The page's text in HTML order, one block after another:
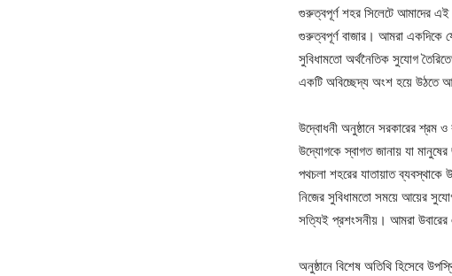
গুরুত্বপূর্ণ শহর সিলেটে আমাদের
গুরুত্বপূর্ণ বাজার। আমরা একদিকে
সুবিধামতো অর্থনৈতিক সুযোগ
একটি অবিচ্ছেদ্য অংশ হয়ে উঠতে
উদ্বোধনী অনুষ্ঠানে সরকারের শ্রম
উদ্যোগকে স্বাগত জানায় যা
পথচলা শহরের যাতায়াত
নিজের সুবিধামতো সময়ে আয়ের
সত্যিই প্রশংসনীয়। আমরা উবারের
অনুষ্ঠানে বিশেষ অতিথি হিসেবে